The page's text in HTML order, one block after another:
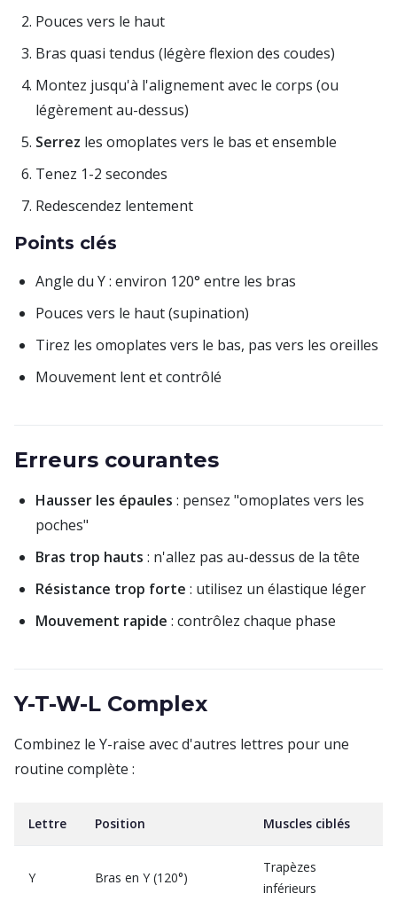
Pouces vers le haut
Bras quasi tendus (légère flexion des coudes)
Montez jusqu'à l'alignement avec le corps (ou
légèrement au-dessus)
Serrez les omoplates vers le bas et ensemble
Tenez 1-2 secondes
Redescendez lentement
Points clés
Angle du Y : environ 120° entre les bras
Pouces vers le haut (supination)
Tirez les omoplates vers le bas, pas vers les oreilles
Mouvement lent et contrôlé
Erreurs courantes
Hausser les épaules : pensez "omoplates vers les
poches"
Bras trop hauts : n'allez pas au-dessus de la tête
Résistance trop forte : utilisez un élastique léger
Mouvement rapide : contrôlez chaque phase
Y-T-W-L Complex
Combinez le Y-raise avec d'autres lettres pour une
routine complète :
Lettre Position Muscles ciblés
Y Bras en Y (120°)
Trapèzes
inférieurs